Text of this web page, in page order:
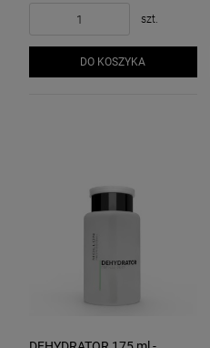
szt.
DO KOSZYKA